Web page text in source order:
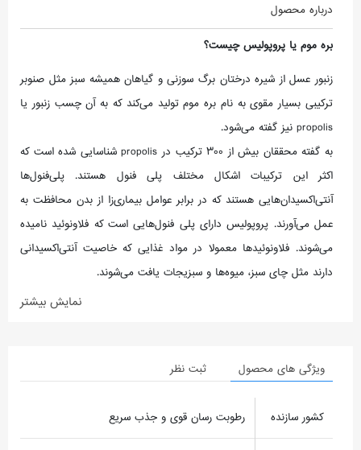
درباره محصول
بره موم یا پروپولیس چیست؟
زنبور عسل از شیره درختان برگ سوزنی و گیاهان همیشه سبز مثل صنوبر
ترکیبی بسیار مقوی به نام بره موم تولید می‌کند که به آن چسب زنبور یا
propolis نیز گفته می‌شود.
به گفته محققان بیش از ۳۰۰ ترکیب در propolis شناسایی شده است که
اکثر این ترکیبات اشکال مختلف پلی فنول هستند. پلی‌فنول‌ها
آنتی‌اکسیدان‌هایی هستند که در برابر عوامل بیماری‌زا از بدن محافظت به
عمل می‌آورند. پروپولیس دارای پلی فنول‌هایی است که فلاونوئید نامیده
می‌شوند. فلاونوئیدها معمولا در مواد غذایی که خاصیت آنتی‌اکسیدانی
دارند مثل چای سبز، میوه‌ها و سبزیجات یافت می‌شوند.
نمایش بیشتر
ویژگی های محصول ثبت نظر
کشور سازنده رطوبت رسان قوی و جذب سریع